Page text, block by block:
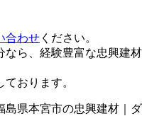
合わせ ください。
なら、経験豊富な忠興建材
おります。
島県本宮市の忠興建材｜ダ